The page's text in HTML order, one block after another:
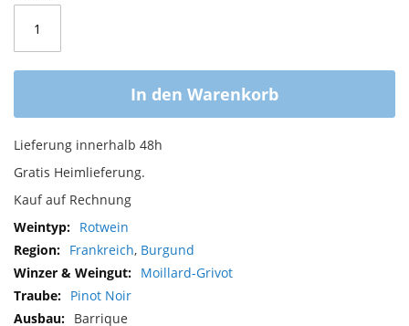
In den Warenkorb
Lieferung innerhalb 48h
Gratis Heimlieferung.
Kauf auf Rechnung
Mehr
Informationen
Rotwein
Frankreich, Burgund
Moillard-Grivot
Pinot Noir
Barrique